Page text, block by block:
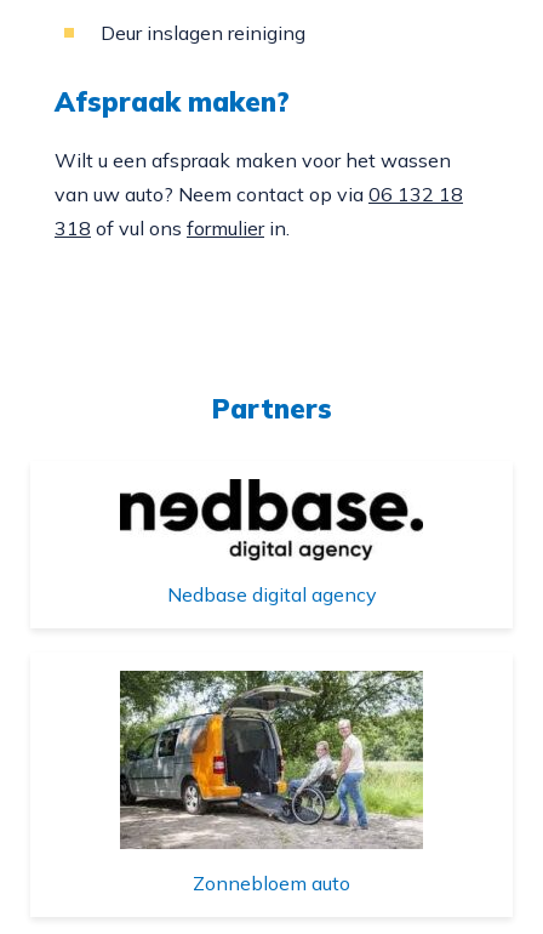
Deur inslagen reiniging
Afspraak maken?
Wilt u een afspraak maken voor het wassen
van uw auto? Neem contact op via 06 132 18
318 of vul ons formulierin.
Partners
Nedbase digital agency
Zonnebloem auto